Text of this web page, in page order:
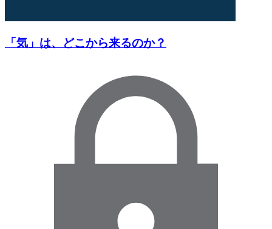
「気」は、どこから来るのか？